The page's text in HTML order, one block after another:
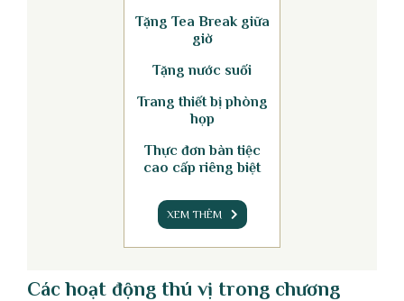
Tặng Tea Break giữa
giờ
Tặng nước suối
Trang thiết bị phòng
họp
Thực đơn bàn tiệc
cao cấp riêng biệt
XEM THÊM
Các hoạt động thú vị trong chương